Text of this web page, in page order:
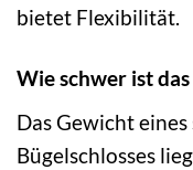
bietet Flexibilität.
Wie schwer ist das
Das Gewicht
Bügelschlosses